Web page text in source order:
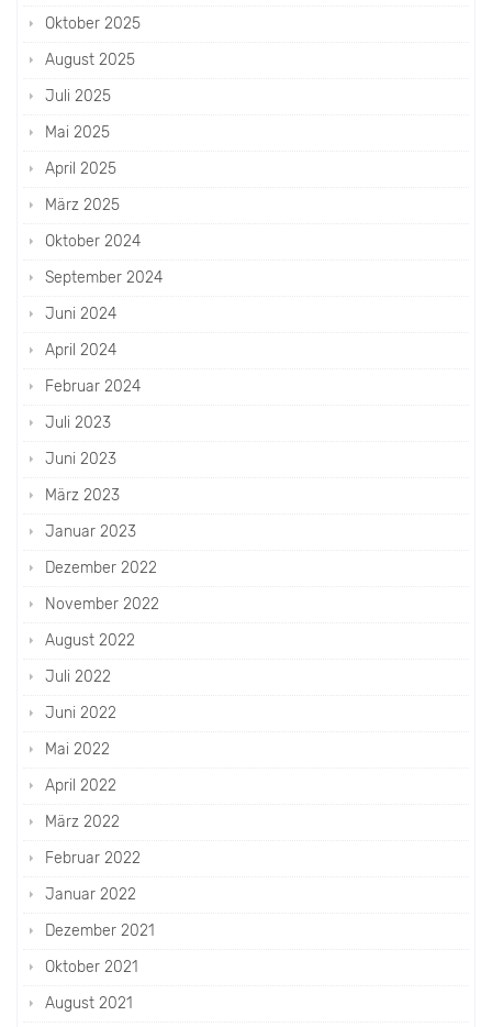
Oktober 2025
August 2025
Juli 2025
Mai 2025
April 2025
März 2025
Oktober 2024
September 2024
Juni 2024
April 2024
Februar 2024
Juli 2023
Juni 2023
März 2023
Januar 2023
Dezember 2022
November 2022
August 2022
Juli 2022
Juni 2022
Mai 2022
April 2022
März 2022
Februar 2022
Januar 2022
Dezember 2021
Oktober 2021
August 2021